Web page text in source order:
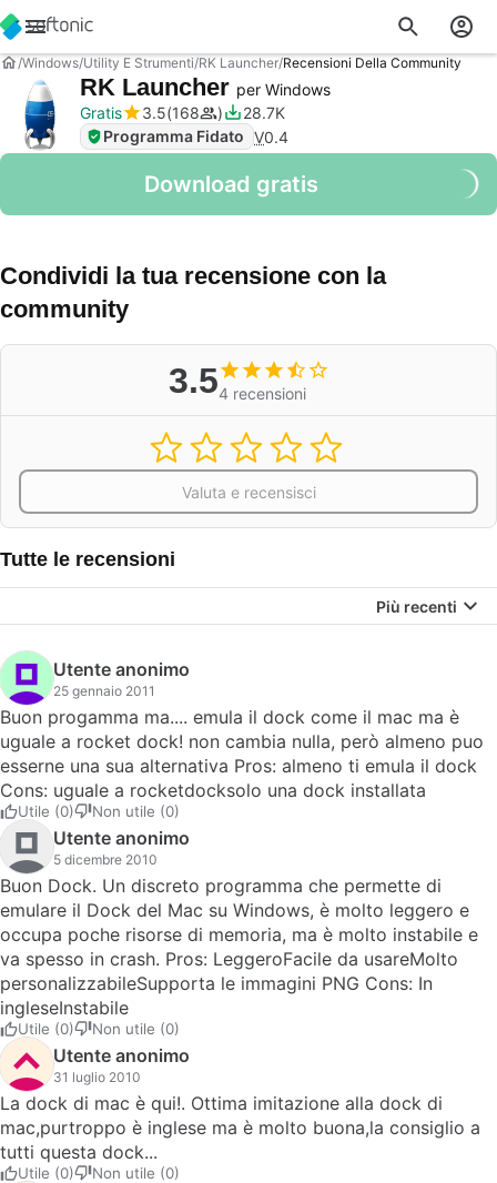
Windows Utility E Strumenti RK Launcher Recensioni Della Community
RK Launcher per Windows
Gratis
3.5 168
28.7K
Programma Fidato V0.4
Download gratis
Condividi la tua recensione con la
community
3.54 recensioni
Valuta e recensisci
Tutte le recensioni
Più recenti
Utente anonimo
25 gennaio 2011
Buon progamma ma.... emula il dock come il mac ma è
uguale a rocket dock! non cambia nulla, però almeno puo
esserne una sua alternativa Pros: almeno ti emula il dock
Cons: uguale a rocketdocksolo una dock installata
Utile (0) Non utile (0)
Utente anonimo
5 dicembre 2010
Buon Dock. Un discreto programma che permette di
emulare il Dock del Mac su Windows, è molto leggero e
occupa poche risorse di memoria, ma è molto instabile e
va spesso in crash. Pros: LeggeroFacile da usareMolto
personalizzabileSupporta le immagini PNG Cons: In
ingleseInstabile
Utile (0) Non utile (0)
Utente anonimo
31 luglio 2010
La dock di mac è qui!. Ottima imitazione alla dock di
mac,purtroppo è inglese ma è molto buona,la consiglio a
tutti questa dock...
Utile (0) Non utile (0)